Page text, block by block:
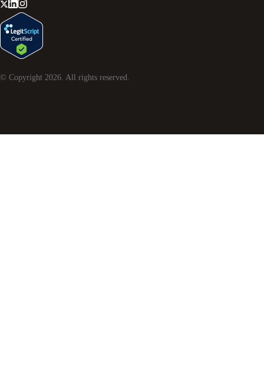
© Copyright 2026. All rights reserved.